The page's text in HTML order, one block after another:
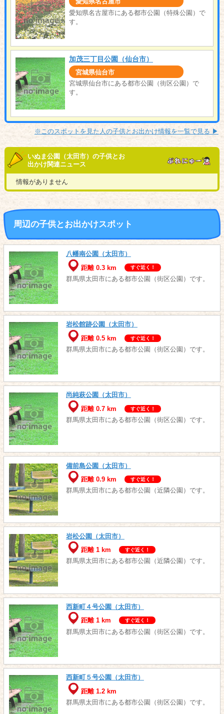
愛知県名古屋市にある都市公園（特殊公園）で
す。
加茂三丁目公園（仙台市）
宮城県仙台市
宮城県仙台市にある都市公園（街区公園）で
す。
※このスポットを見た人の子供とお出かけ情報を一覧で見る ▶︎
いぬま公園（太田市）の子供とお
出かけ関連ニュース
情報がありません
周辺の子供とお出かけスポット
八幡南公園（太田市）
距離 0.3 km
すぐ近く！
群馬県太田市にある都市公園（街区公園）です。
岩松館跡公園（太田市）
距離 0.5 km
すぐ近く！
群馬県太田市にある都市公園（街区公園）です。
尚純萩公園（太田市）
距離 0.7 km
すぐ近く！
群馬県太田市にある都市公園（街区公園）です。
備前島公園（太田市）
距離 0.9 km
すぐ近く！
群馬県太田市にある都市公園（近隣公園）です。
岩松公園（太田市）
距離 1 km
すぐ近く！
群馬県太田市にある都市公園（近隣公園）です。
西新町４号公園（太田市）
距離 1 km
すぐ近く！
群馬県太田市にある都市公園（街区公園）です。
西新町５号公園（太田市）
距離 1.2 km
群馬県太田市にある都市公園（街区公園）です。